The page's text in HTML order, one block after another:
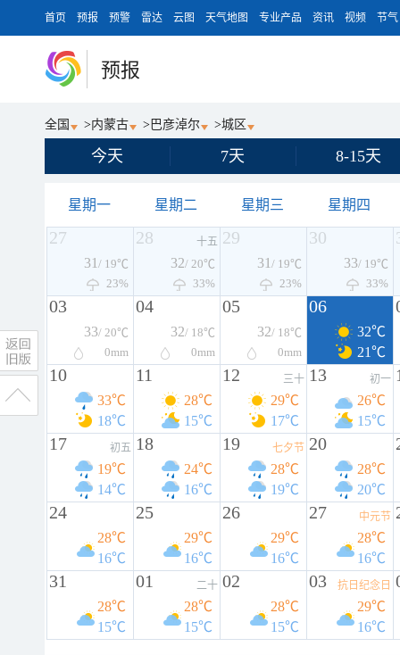
首页 预报 预警 雷达 云图 天气地图 专业产品 资讯 视频 节气
预报
全国 >内蒙古 > 巴彦淖尔 >城区
今天 7天 8-15天
星期一 星期二 星期三 星期四
27
31 / 19℃
23%
28 十五
32/ 20℃
33%
29
31 / 19℃
23%
30
33/ 19℃
33%
03
33/ 20℃
0mm
04
32/ 18℃
0mm
05
32/ 18℃
0mm
06
32℃
21℃
10
33℃
18℃
11
28℃
15℃
12 三十
29℃
17℃
13 初一
26℃
15℃
17 初五
19℃
14℃
18
24℃
16℃
19 七夕节
28℃
19℃
20
28℃
20℃
24
28℃
16℃
25
29℃
16℃
26
29℃
16℃
27 中元节
28℃
16℃
31
28℃
15℃
01 二十
28℃
15℃
02
28℃
15℃
03 抗日纪念日
29℃
16℃